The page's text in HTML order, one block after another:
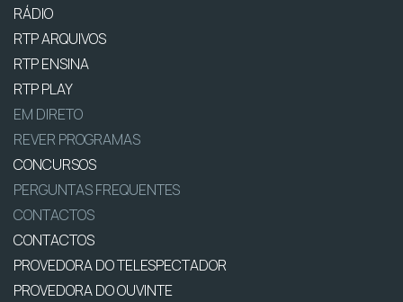
RÁDIO
RTP ARQUIVOS
RTP ENSINA
RTP PLAY
EM DIRETO
REVER PROGRAMAS
CONCURSOS
PERGUNTAS FREQUENTES
CONTACTOS
CONTACTOS
PROVEDORA DO TELESPECTADOR
PROVEDORA DO OUVINTE